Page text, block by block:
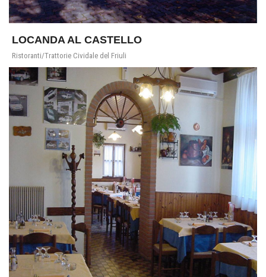
LOCANDA AL CASTELLO
Ristoranti/Trattorie Cividale del Friuli